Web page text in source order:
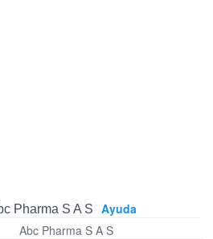
Pharma S A S
Ayuda
Abc Pharma S A S